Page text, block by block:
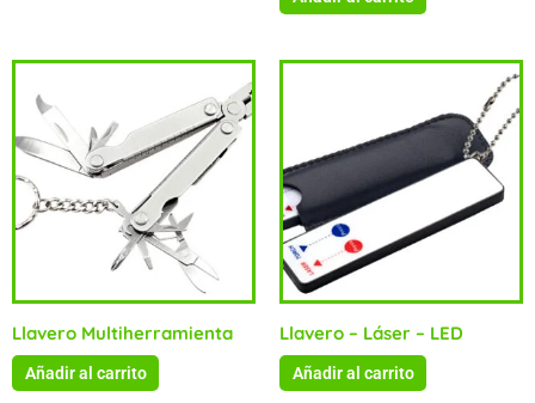
Llavero Multiherramienta
Añadir al carrito
Llavero – Láser – LED
Añadir al carrito